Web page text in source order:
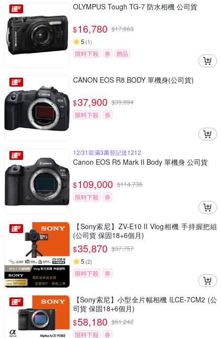
OLYMPUS Tough TG-7 防水相機 公司貨
$16,780 $17,663
5 (1)
限時下殺 券 贈品
CANON EOS R8 BODY 單機身(公司貨)
$37,900 $39,894
限時下殺
券
12/31前滿3萬登記送1212
Canon EOS R5 Mark II Body 單機身 公司貨
$109,000 $114,736
限時下殺
券
【Sony索尼】ZV-E10 II Vlog相機 手持握把組
(公司貨 保固18+6個月)
$35,870 $37,757
5 (2)
限時下殺 券
【Sony索尼】小型全片幅相機 ILCE-7CM2 (公
司貨 保固18+6個月)
$58,180 $61,242
限時下殺
券